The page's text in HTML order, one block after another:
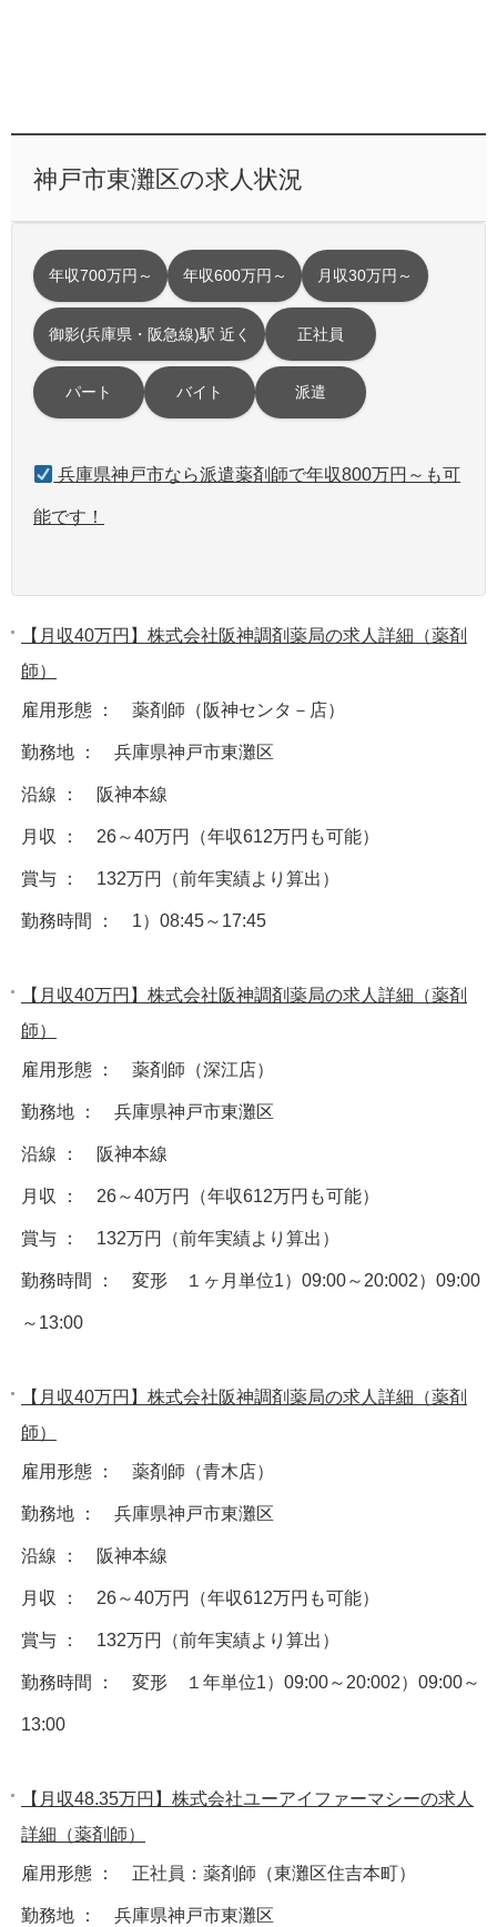
神戸市東灘区の求人状況
年収700万円～ 年収600万円～ 月収30万円～
御影(兵庫県・阪急線)駅 近く 正社員
パート バイト 派遣
兵庫県神戸市なら派遣薬剤師で年収800万円～も可
能です！
【月収40万円】株式会社阪神調剤薬局の求人詳細（薬剤
師）
雇用形態 ： 薬剤師（阪神センタ－店）
勤務地 ： 兵庫県神戸市東灘区
沿線 ： 阪神本線
月収 ： 26～40万円（年収612万円も可能）
賞与 ： 132万円（前年実績より算出）
勤務時間 ： 1）08:45～17:45
【月収40万円】株式会社阪神調剤薬局の求人詳細（薬剤
師）
雇用形態 ： 薬剤師（深江店）
勤務地 ： 兵庫県神戸市東灘区
沿線 ： 阪神本線
月収 ： 26～40万円（年収612万円も可能）
賞与 ： 132万円（前年実績より算出）
勤務時間 ： 変形 １ヶ月単位1）09:00～20:002）09:00
～13:00
【月収40万円】株式会社阪神調剤薬局の求人詳細（薬剤
師）
雇用形態 ： 薬剤師（青木店）
勤務地 ： 兵庫県神戸市東灘区
沿線 ： 阪神本線
月収 ： 26～40万円（年収612万円も可能）
賞与 ： 132万円（前年実績より算出）
勤務時間 ： 変形 １年単位1）09:00～20:002）09:00～
13:00
【月収48.35万円】株式会社ユーアイファーマシーの求人
詳細（薬剤師）
雇用形態 ： 正社員：薬剤師（東灘区住吉本町）
勤務地 ： 兵庫県神戸市東灘区